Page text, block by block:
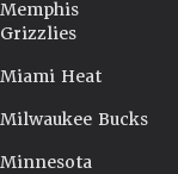
Memphis
Grizzlies
Miami Heat
Milwaukee Bucks
Minnesota